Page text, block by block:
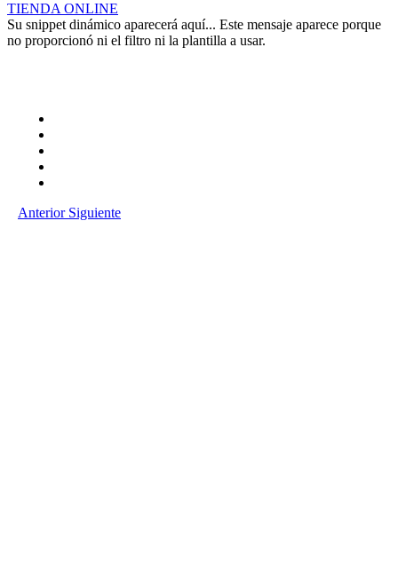
TIENDA ONLINE
Su snippet dinámico aparecerá aquí... Este mensaje aparece porque
no proporcionó ni el filtro ni la plantilla a usar.
Anterior Siguiente